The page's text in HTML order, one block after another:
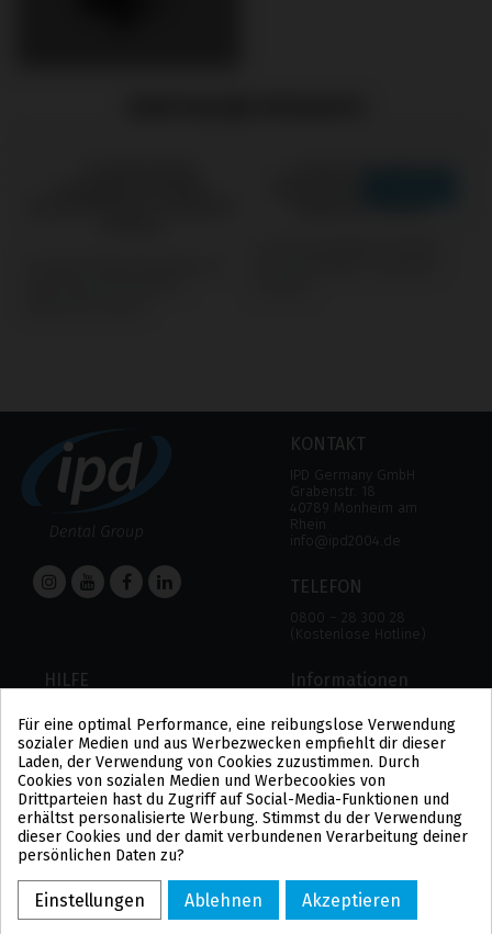
KONTAKT
IPD Germany GmbH
Grabenstr. 18
40789 Monheim am
Rhein
info@ipd2004.de
TELEFON
0800 – 28 300 28
(Kostenlose Hotline)
HILFE
HILFE
ZAHLUNGSMODALITÄTEN
VERSAND UND RÜCKGABE
Informationen
RECHTLICHER HINWEIS
DATENSCHUTZBESTIMMUNGEN
COOKIE-POLITIK
ALLGEMEINE
GESCHÄFTSBEDINGUNGEN
US
PL
BE
ES
Für eine optimal Performance, eine reibungslose Verwendung
sozialer Medien und aus Werbezwecken empfiehlt dir dieser
Laden, der Verwendung von Cookies zuzustimmen. Durch
Cookies von sozialen Medien und Werbecookies von
Drittparteien hast du Zugriff auf Social-Media-Funktionen und
erhältst personalisierte Werbung. Stimmst du der Verwendung
dieser Cookies und der damit verbundenen Verarbeitung deiner
persönlichen Daten zu?
Einstellungen Ablehnen Akzeptieren